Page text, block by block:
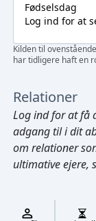
Cmd/Ctrl + K
Fødselsdag
Log ind for at
Kilden til
har tidligere haft en
Relationer
Log indfor at få
adgang til i dit
om relationer
ultimative ejere,